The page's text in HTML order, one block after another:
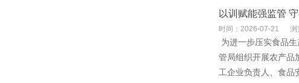
以训赋能强监管
时间：2026-07-21 浏
为进一步压实食品
管局组织开展农产品
工企业负责人、食品